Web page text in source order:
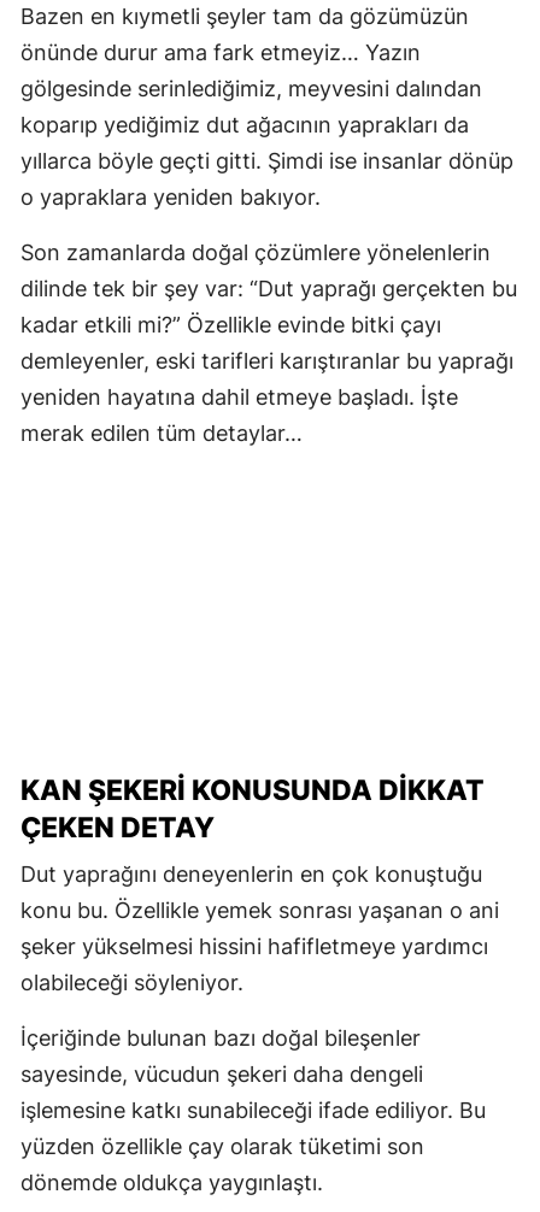
Bazen en kıymetli şeyler tam da gözümüzün
önünde durur ama fark etmeyiz… Yazın
gölgesinde serinlediğimiz, meyvesini dalından
koparıp yediğimiz dut ağacının yaprakları da
yıllarca böyle geçti gitti. Şimdi ise insanlar dönüp
o yapraklara yeniden bakıyor.
Son zamanlarda doğal çözümlere yönelenlerin
dilinde tek bir şey var: “Dut yaprağı gerçekten bu
kadar etkili mi?” Özellikle evinde bitki çayı
demleyenler, eski tarifleri karıştıranlar bu yaprağı
yeniden hayatına dahil etmeye başladı. İşte
merak edilen tüm detaylar…
KAN ŞEKERİ KONUSUNDA DİKKAT
ÇEKEN DETAY
Dut yaprağını deneyenlerin en çok konuştuğu
konu bu. Özellikle yemek sonrası yaşanan o ani
şeker yükselmesi hissini hafifletmeye yardımcı
olabileceği söyleniyor.
İçeriğinde bulunan bazı doğal bileşenler
sayesinde, vücudun şekeri daha dengeli
işlemesine katkı sunabileceği ifade ediliyor. Bu
yüzden özellikle çay olarak tüketimi son
dönemde oldukça yaygınlaştı.